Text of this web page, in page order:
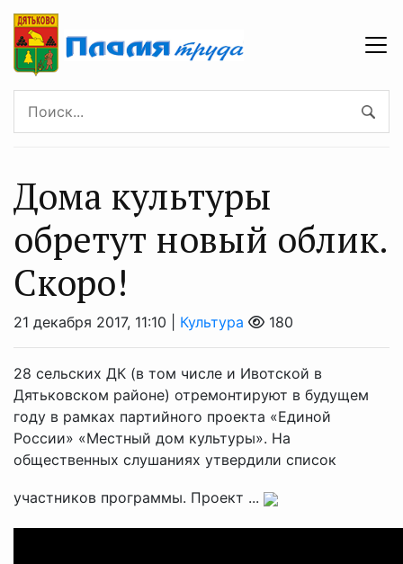
Дома культуры
обретут новый облик.
Скоро!
21 декабря 2017, 11:10 | Культура 180
28 сельских ДК (в том числе и Ивотской в
Дятьковском районе) отремонтируют в будущем
году в рамках партийного проекта «Единой
России» «Местный дом культуры». На
общественных слушаниях утвердили список
участников программы. Проект ...